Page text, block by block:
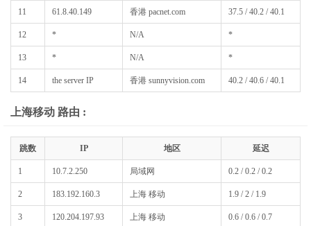
11 61.8.40.149 香港 pacnet.com 37.5 / 40.2 / 40.1
12 * N/A *
13 * N/A *
14 the server IP 香港 sunnyvision.com 40.2 / 40.6 / 40.1
上海移动 路由 :
跳数 IP 地区 延迟
1 10.7.2.250 局域网 0.2 / 0.2 / 0.2
2 183.192.160.3 上海 移动 1.9 / 2 / 1.9
3 120.204.197.93 上海 移动 0.6 / 0.6 / 0.7